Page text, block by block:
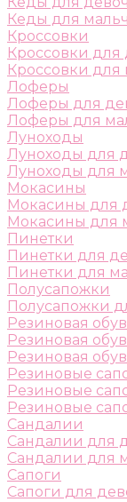
Кеды для
Кроссовки
Кроссовки для
Кроссовки для
Лоферы
Лоферы для
Лоферы для
Луноходы
Луноходы для
Луноходы для
Мокасины
Мокасины для
Мокасины для
Пинетки
Пинетки для
Пинетки для
Полусапожки
Полусапожки
Резиновая
Резиновая
Резиновая
Резиновые
Резиновые
Резиновые
Сандалии
Сандалии для
Сандалии для
Сапоги
Сапоги для